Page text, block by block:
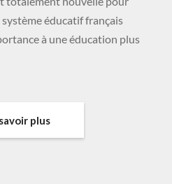
système éducatif français
à une éducation plus
plus